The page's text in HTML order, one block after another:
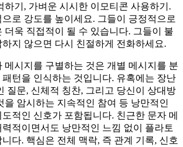
하기, 가벼운 시시한 이모티콘 사용하기.
로 강도를 높이세요. 그들이 긍정적으로
더욱 직접적이 될 수 있습니다. 그들이 불
지 않으면 다시 친절하게 전화하세요.
메시지를 구별하는 것은 개별 메시지를 분
턴을 인식하는 것입니다. 유혹에는 장난
질문, 신체적 칭찬, 그리고 당신이 상대방
을 암시하는 지속적인 참여 등 낭만적인
적인 신호가 포함됩니다. 친근한 문자 메
적이면서도 낭만적인 느낌 없이 플라토
다. 핵심은 전체 맥락, 즉 관계 기록, 신호